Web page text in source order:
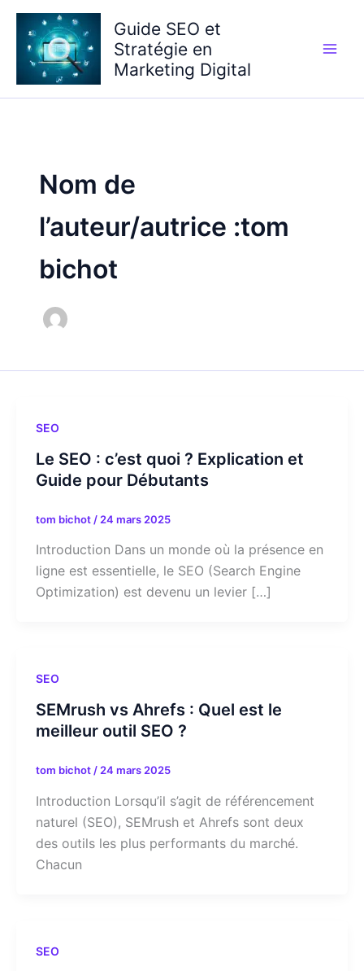
Aller
contenu
Guide SEO et
Stratégie en
Marketing Digital
Nom de
l’auteur/autrice :tom
bichot
SEO
Le SEO : c’est quoi ? Explication et
Guide pour Débutants
tom bichot / 24 mars 2025
Introduction Dans un monde où la présence en
ligne est essentielle, le SEO (Search Engine
Optimization) est devenu un levier […]
SEO
SEMrush vs Ahrefs : Quel est le
meilleur outil SEO ?
tom bichot / 24 mars 2025
Introduction Lorsqu’il s’agit de référencement
naturel (SEO), SEMrush et Ahrefs sont deux
des outils les plus performants du marché.
Chacun
SEO